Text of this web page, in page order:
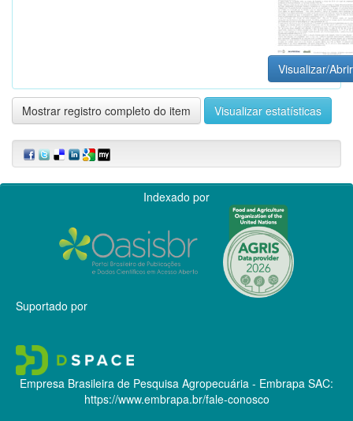
Visualizar/Abrir
Mostrar registro completo do item Visualizar estatísticas
Indexado por
Suportado por
Empresa Brasileira de Pesquisa Agropecuária - Embrapa SAC:
https://www.embrapa.br/fale-conosco